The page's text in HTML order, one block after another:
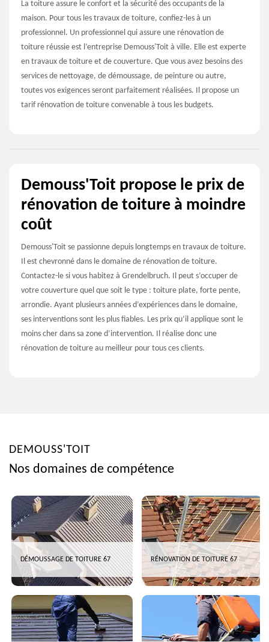
La toiture assure le confort et la sécurité des occupants de la
maison. Pour tous les travaux de toiture, confiez-les à un
professionnel. Un professionnel qui assure une rénovation de
toiture réussie est l’entreprise Demouss'Toit à ville. Elle est experte
en travaux de toiture et de couverture. Que vous avez besoins des
services de nettoyage, de démoussage, de peinture ou autre,
toutes vos exigences seront parfaitement réalisées. Il propose un
tarif rénovation de toiture convenable à tous les budgets.
Demouss'Toit propose le prix de
rénovation de toiture à moindre
coût
Demouss'Toit se passionne depuis longtemps en travaux de toiture.
Il est chevronné dans le domaine de rénovation de toiture.
Contactez-le si vous habitez à Grendelbruch. Il peut s’occuper de
votre couverture quel que soit le type : toiture plate, forte pente,
arrondie. Ayant plusieurs années d’expériences dans le domaine,
ses interventions sont les plus fiables. Les prix qu’il applique sont le
moins cher dans sa zone d’intervention. Il réalise donc une
rénovation de toiture au meilleur pour tous ces clients.
DEMOUSS'TOIT
Nos domaines de compétence
DÉMOUSSAGE DE TOITURE 67 RÉNOVATION DE TOITURE 67